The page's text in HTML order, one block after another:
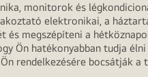
monitorok és
elektronikai, a
és megszépíteni a
Ön hatékonyabban tudja
rendelkezésére bocsátják